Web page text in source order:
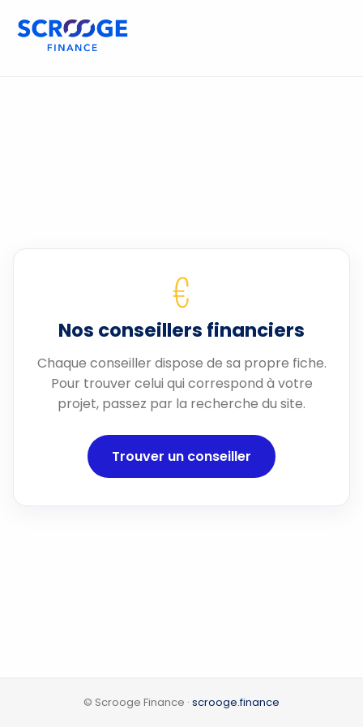
€
Nos conseillers financiers
Chaque conseiller dispose de sa propre fiche.
Pour trouver celui qui correspond à votre
projet, passez par la recherche du site.
Trouver un conseiller
© Scrooge Finance · scrooge.finance